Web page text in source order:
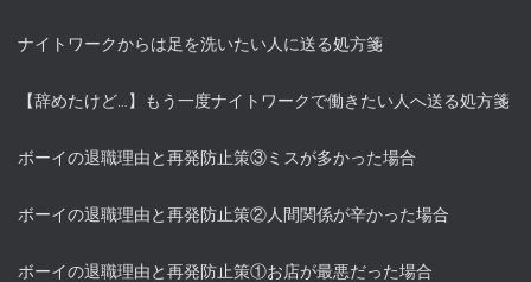
ナイトワークからは足を洗いたい人に送る処方箋
【辞めたけど…】もう一度ナイトワークで働きたい人へ送る処方箋
ボーイの退職理由と再発防止策③ミスが多かった場合
ボーイの退職理由と再発防止策②人間関係が辛かった場合
ボーイの退職理由と再発防止策①お店が最悪だった場合